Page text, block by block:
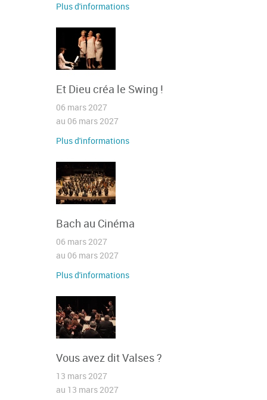
Plus d'informations
Et Dieu créa le Swing !
06 mars 2027
au 06 mars 2027
Plus d'informations
Bach au Cinéma
06 mars 2027
au 06 mars 2027
Plus d'informations
Vous avez dit Valses ?
13 mars 2027
au 13 mars 2027